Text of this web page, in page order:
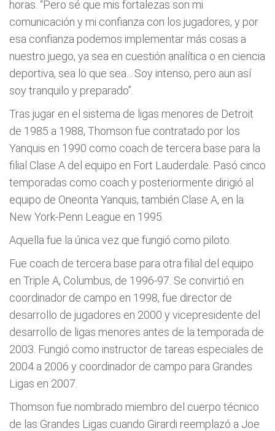
horas. “Pero sé que mis fortalezas son mi
comunicación y mi confianza con los jugadores, y por
esa confianza podemos implementar más cosas a
nuestro juego, ya sea en cuestión analítica o en ciencia
deportiva, sea lo que sea... Soy intenso, pero aun así
soy tranquilo y preparado”.
Tras jugar en el sistema de ligas menores de Detroit
de 1985 a 1988, Thomson fue contratado por los
Yanquis en 1990 como coach de tercera base para la
filial Clase A del equipo en Fort Lauderdale. Pasó cinco
temporadas como coach y posteriormente dirigió al
equipo de Oneonta Yanquis, también Clase A, en la
New York-Penn League en 1995.
Aquella fue la única vez que fungió como piloto.
Fue coach de tercera base para otra filial del equipo
en Triple A, Columbus, de 1996-97. Se convirtió en
coordinador de campo en 1998, fue director de
desarrollo de jugadores en 2000 y vicepresidente del
desarrollo de ligas menores antes de la temporada de
2003. Fungió como instructor de tareas especiales de
2004 a 2006 y coordinador de campo para Grandes
Ligas en 2007.
Thomson fue nombrado miembro del cuerpo técnico
de las Grandes Ligas cuando Girardi reemplazó a Joe